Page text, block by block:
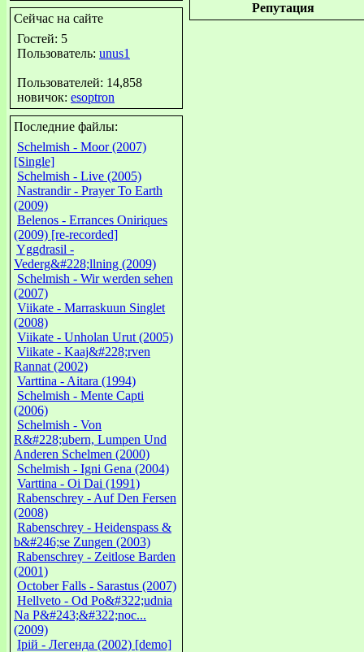
Сейчас на сайте
Гостей: 5
Пользователь: unus1
Пользователей: 14,858
новичок: esoptron
Последние файлы:
Schelmish - Moor (2007)
[Single]
Schelmish - Live (2005)
Nastrandir - Prayer To Earth
(2009)
Belenos - Errances Oniriques
(2009) [re-recorded]
Yggdrasil -
Vederg&#228;llning (2009)
Schelmish - Wir werden sehen
(2007)
Viikate - Marraskuun Singlet
(2008)
Viikate - Unholan Urut (2005)
Viikate - Kaaj&#228;rven
Rannat (2002)
Varttina - Aitara (1994)
Schelmish - Mente Capti
(2006)
Schelmish - Von
R&#228;ubern, Lumpen Und
Anderen Schelmen (2000)
Schelmish - Igni Gena (2004)
Varttina - Oi Dai (1991)
Rabenschrey - Auf Den Fersen
(2008)
Rabenschrey - Heidenspass &
b&#246;se Zungen (2003)
Rabenschrey - Zeitlose Barden
(2001)
October Falls - Sarastus (2007)
Hellveto - Od Po&#322;udnia
Na P&#243;&#322;noc...
(2009)
Ірій - Легенда (2002) [demo]
Репутация